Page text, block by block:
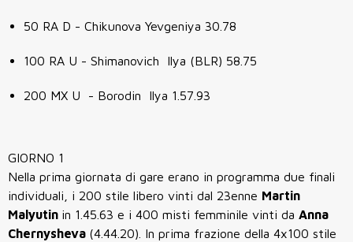
50 RA D - Chikunova Yevgeniya 30.78
100 RA U - Shimanovich Ilya (BLR) 58.75
200 MX U - Borodin Ilya 1.57.93
GIORNO 1
Nella prima giornata di gare erano in programma due finali
individuali, i 200 stile libero vinti dal 23enne Martin
Malyutin in 1.45.63 e i 400 misti femminile vinti da Anna
Chernysheva (4.44.20). In prima frazione della 4x100 stile